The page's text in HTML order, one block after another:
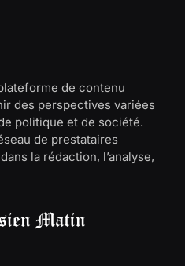
de contenu
des perspectives variées
politique et de société.
de prestataires
la rédaction, l’analyse,